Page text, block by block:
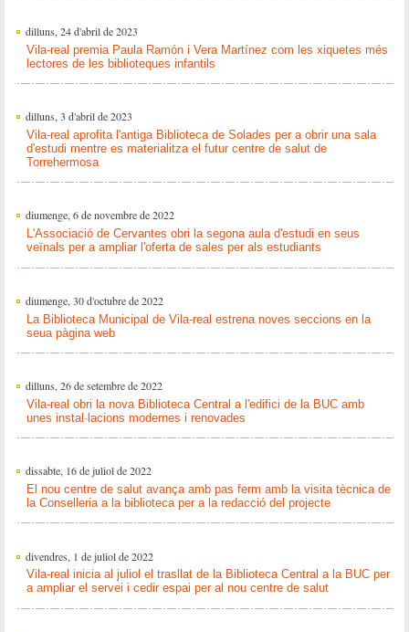
dilluns, 24 d'abril de 2023
Vila-real premia Paula Ramón i Vera Martínez com les xiquetes més
lectores de les biblioteques infantils
dilluns, 3 d'abril de 2023
Vila-real aprofita l'antiga Biblioteca de Solades per a obrir una sala
d'estudi mentre es materialitza el futur centre de salut de
Torrehermosa
diumenge, 6 de novembre de 2022
L'Associació de Cervantes obri la segona aula d'estudi en seus
veïnals per a ampliar l'oferta de sales per als estudiants
diumenge, 30 d'octubre de 2022
La Biblioteca Municipal de Vila-real estrena noves seccions en la
seua pàgina web
dilluns, 26 de setembre de 2022
Vila-real obri la nova Biblioteca Central a l'edifici de la BUC amb
unes instal·lacions modernes i renovades
dissabte, 16 de juliol de 2022
El nou centre de salut avança amb pas ferm amb la visita tècnica de
la Conselleria a la biblioteca per a la redacció del projecte
divendres, 1 de juliol de 2022
Vila-real inicia al juliol el trasllat de la Biblioteca Central a la BUC per
a ampliar el servei i cedir espai per al nou centre de salut